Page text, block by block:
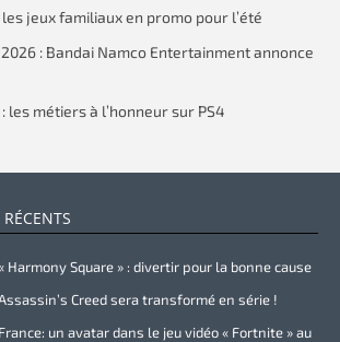
jeux familiaux en promo pour l’été
: Bandai Namco Entertainment annonce
les métiers à l’honneur sur PS4
Harmony Square » : divertir pour la bonne cause
Creed sera transformé en série !
France: un avatar dans le jeu vidéo « Fortnite » au